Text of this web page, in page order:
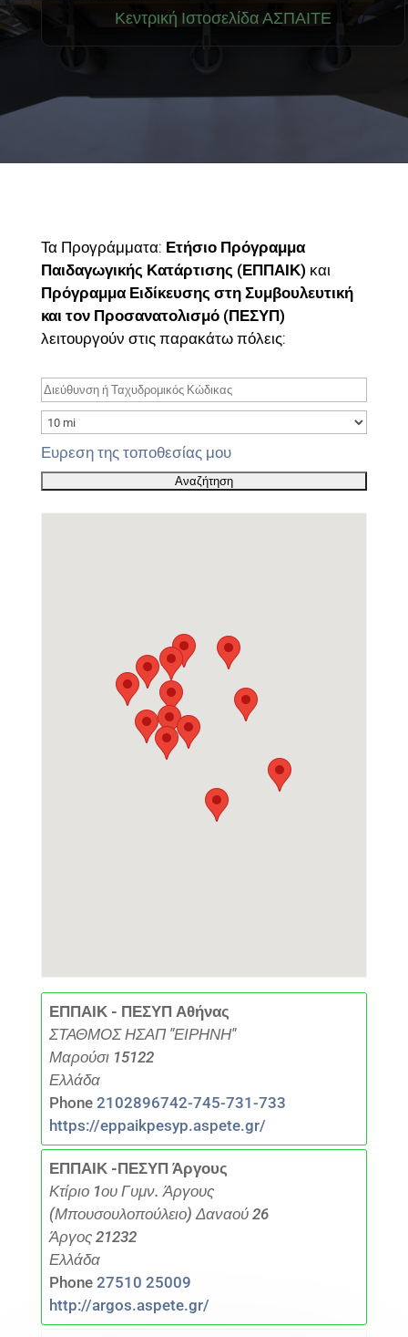
Κεντρική Ιστοσελίδα ΑΣΠΑΙΤΕ
Τα Προγράμματα: Ετήσιο Πρόγραμμα
Παιδαγωγικής Κατάρτισης (ΕΠΠΑΙΚ) και
Πρόγραμμα Ειδίκευσης στη Συμβουλευτική
και τον Προσανατολισμό (ΠΕΣΥΠ)
λειτουργούν στις παρακάτω πόλεις:
Ευρεση της τοποθεσίας μου
ΕΠΠΑΙΚ - ΠΕΣΥΠ Αθήνας
ΣΤΑΘΜΟΣ ΗΣΑΠ "ΕΙΡΗΝΗ"
Μαρούσι 15122
Ελλάδα
Phone 2102896742-745-731-733
https://eppaikpesyp.aspete.gr/
ΕΠΠΑΙΚ -ΠΕΣΥΠ Άργους
Κτίριο 1ου Γυμν. Άργους
(Μπουσουλοπούλειο) Δαναού 26
Άργος 21232
Ελλάδα
Phone 27510 25009
http://argos.aspete.gr/